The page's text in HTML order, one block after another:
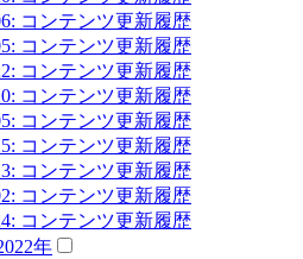
コンテンツ更新履歴
コンテンツ更新履歴
コンテンツ更新履歴
コンテンツ更新履歴
コンテンツ更新履歴
コンテンツ更新履歴
コンテンツ更新履歴
コンテンツ更新履歴
コンテンツ更新履歴
年